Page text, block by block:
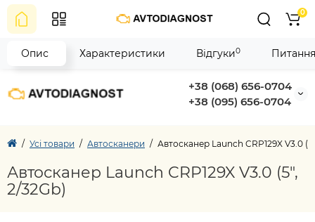
+38 (068) 656-0704
+38 (095) 656-0704
0
Усі товари Автосканери Автосканер Launch CRP129X V3.0
Автосканер Launch CRP129X V3.0 (5",
2/32Gb)
Опис Характеристики Відгуки0